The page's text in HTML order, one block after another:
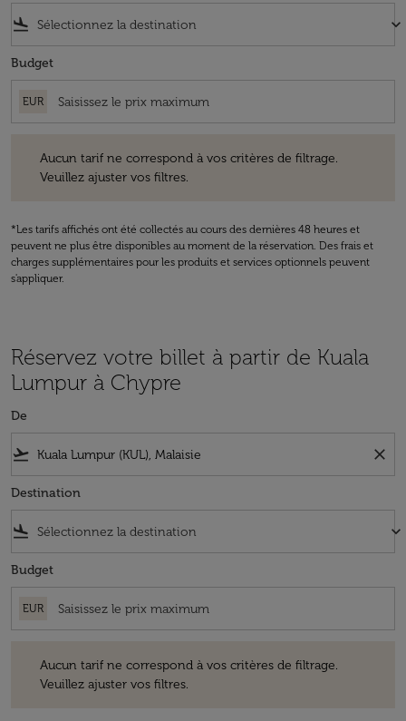
flight_land keyboard_arrow_down
Budget
EUR
Aucun tarif ne correspond à vos critères de filtrage.
Veuillez ajuster vos filtres.
*Les tarifs affichés ont été collectés au cours des dernières 48 heures et
peuvent ne plus être disponibles au moment de la réservation. Des frais et
charges supplémentaires pour les produits et services optionnels peuvent
s'appliquer.
Réservez votre billet à partir de Kuala
Lumpur à Chypre
De
flight_takeoff close
Destination
flight_land keyboard_arrow_down
Budget
EUR
Aucun tarif ne correspond à vos critères de filtrage.
Veuillez ajuster vos filtres.